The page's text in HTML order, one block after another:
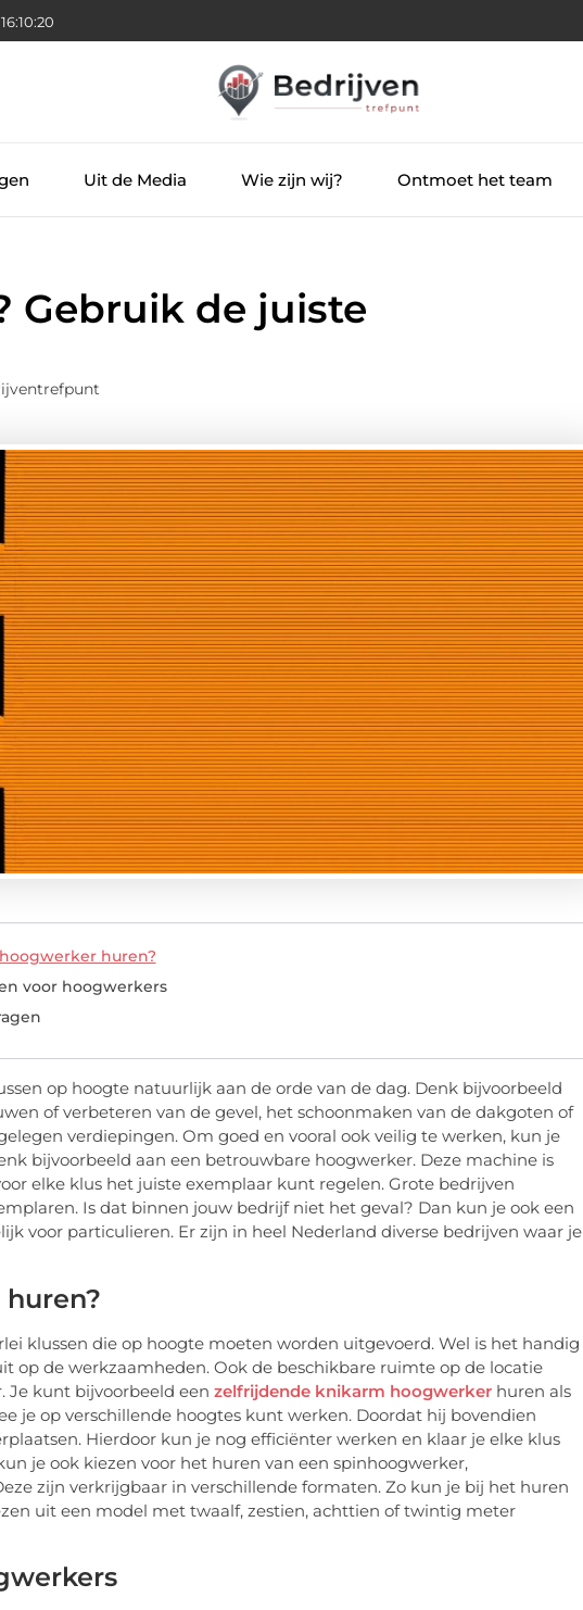
16:10:21
Uit de Media Wie zijn wij? Ontmoet het team
Gebruik de juiste
huren?
voor hoogwerkers
op hoogte natuurlijk aan de orde van de dag. Denk bijvoorbeeld
of verbeteren van de gevel, het schoonmaken van de dakgoten of
verdiepingen. Om goed en vooral ook veilig te werken, kun je
bijvoorbeeld aan een betrouwbare hoogwerker. Deze machine is
elke klus het juiste exemplaar kunt regelen. Grote bedrijven
Is dat binnen jouw bedrijf niet het geval? Dan kun je ook een
voor particulieren. Er zijn in heel Nederland diverse bedrijven waar je
klussen die op hoogte moeten worden uitgevoerd. Wel is het handig
op de werkzaamheden. Ook de beschikbare ruimte op de locatie
Je kunt bijvoorbeeld een zelfrijdende knikarm hoogwerker huren als
je op verschillende hoogtes kunt werken. Doordat hij bovendien
Hierdoor kun je nog efficiënter werken en klaar je elke klus
je ook kiezen voor het huren van een spinhoogwerker,
zijn verkrijgbaar in verschillende formaten. Zo kun je bij het huren
uit een model met twaalf, zestien, achttien of twintig meter